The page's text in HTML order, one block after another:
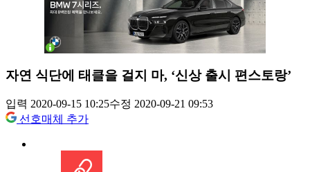
자연 식단에 태클을 걸지 마, ‘신상 출시 편스토랑’
입력 2020-09-15 10:25수정 2020-09-21 09:53
선호매체 추가